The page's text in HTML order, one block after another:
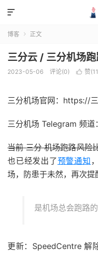

博客  正文
三分云 / 三分机场跑
2023-05-06 评论(0)  赞(11
三分机场官网：https://
三分机场 Telegram 频
当前 三分 机场跑路风险
也已经发出了预警通知
场，防患于未然，再次提
是机场总会跑路的
更新：SpeedCentre 解